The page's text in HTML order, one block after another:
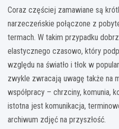
Coraz częściej zamawiane są
narzeczeńskie połączone z
termach. W takim przypadku
elastycznego czasowo, który
względu na światło i tłok w
zwykle zwracają uwagę także na
współpracy – chrzciny, komunia,
istotna jest komunikacja,
archiwum zdjęć na przyszłość.